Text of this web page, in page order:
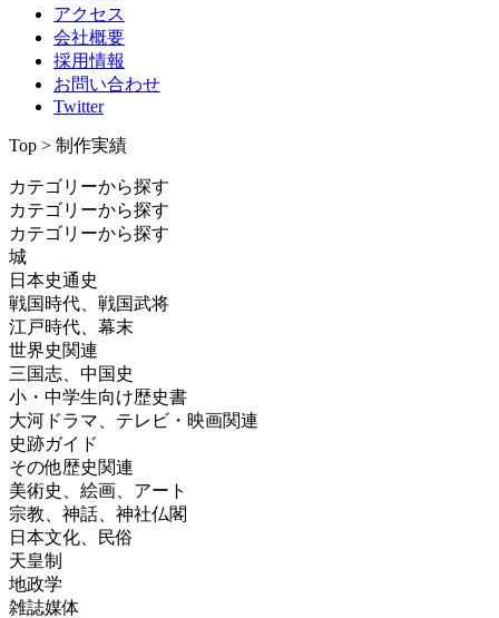
アクセス
会社概要
採用情報
お問い合わせ
Twitter
Top > 制作実績
カテゴリーから探す
カテゴリーから探す
カテゴリーから探す
城
日本史通史
戦国時代、戦国武将
江戸時代、幕末
世界史関連
三国志、中国史
小・中学生向け歴史書
大河ドラマ、テレビ・映画関連
史跡ガイド
その他歴史関連
美術史、絵画、アート
宗教、神話、神社仏閣
日本文化、民俗
天皇制
地政学
雑誌媒体